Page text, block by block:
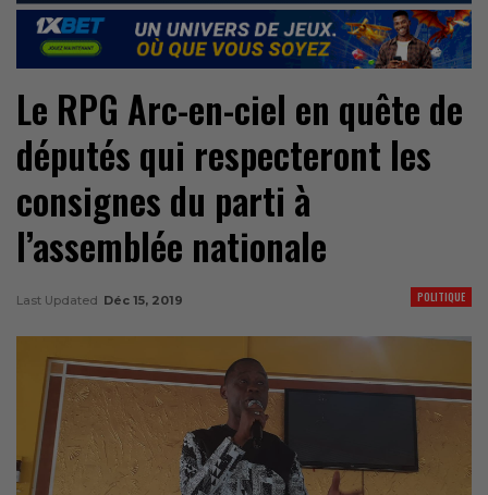
Le RPG Arc-en-ciel en quête de
députés qui respecteront les
consignes du parti à
l’assemblée nationale
POLITIQUE
Last Updated Déc 15, 2019